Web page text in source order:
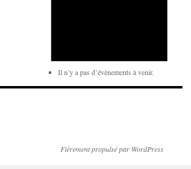
Il n’y a pas d’évènements à venir.
Fièrement propulsé par WordPress